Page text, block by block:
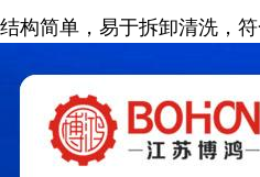
结构简单，易于拆卸清洗，